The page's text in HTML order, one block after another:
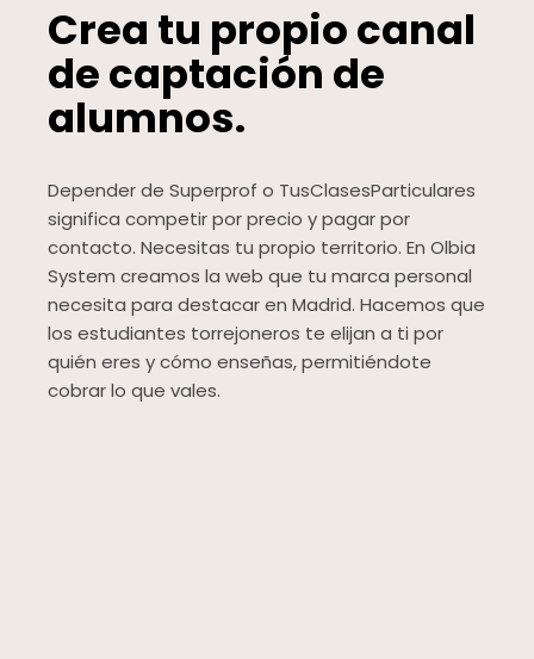
Crea tu propio canal
de captación de
alumnos.
Depender de Superprof o TusClasesParticulares
significa competir por precio y pagar por
contacto. Necesitas tu propio territorio. En Olbia
System creamos la web que tu marca personal
necesita para destacar en Madrid. Hacemos que
los estudiantes torrejoneros te elijan a ti por
quién eres y cómo enseñas, permitiéndote
cobrar lo que vales.